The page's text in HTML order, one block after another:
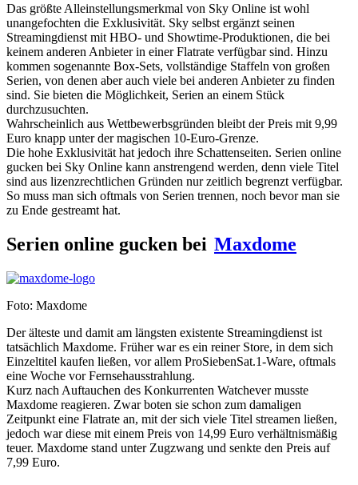
Das größte Alleinstellungsmerkmal von Sky Online ist wohl
unangefochten die Exklusivität. Sky selbst ergänzt seinen
Streamingdienst mit HBO- und Showtime-Produktionen, die bei
keinem anderen Anbieter in einer Flatrate verfügbar sind. Hinzu
kommen sogenannte Box-Sets, vollständige Staffeln von großen
Serien, von denen aber auch viele bei anderen Anbieter zu finden
sind. Sie bieten die Möglichkeit, Serien an einem Stück
durchzusuchten.
Wahrscheinlich aus Wettbewerbsgründen bleibt der Preis mit 9,99
Euro knapp unter der magischen 10-Euro-Grenze.
Die hohe Exklusivität hat jedoch ihre Schattenseiten. Serien online
gucken bei Sky Online kann anstrengend werden, denn viele Titel
sind aus lizenzrechtlichen Gründen nur zeitlich begrenzt verfügbar.
So muss man sich oftmals von Serien trennen, noch bevor man sie
zu Ende gestreamt hat.
Serien online gucken bei Maxdome
Foto: Maxdome
Der älteste und damit am längsten existente Streamingdienst ist
tatsächlich Maxdome. Früher war es ein reiner Store, in dem sich
Einzeltitel kaufen ließen, vor allem ProSiebenSat.1-Ware, oftmals
eine Woche vor Fernsehausstrahlung.
Kurz nach Auftauchen des Konkurrenten Watchever musste
Maxdome reagieren. Zwar boten sie schon zum damaligen
Zeitpunkt eine Flatrate an, mit der sich viele Titel streamen ließen,
jedoch war diese mit einem Preis von 14,99 Euro verhältnismäßig
teuer. Maxdome stand unter Zugzwang und senkte den Preis auf
7,99 Euro.